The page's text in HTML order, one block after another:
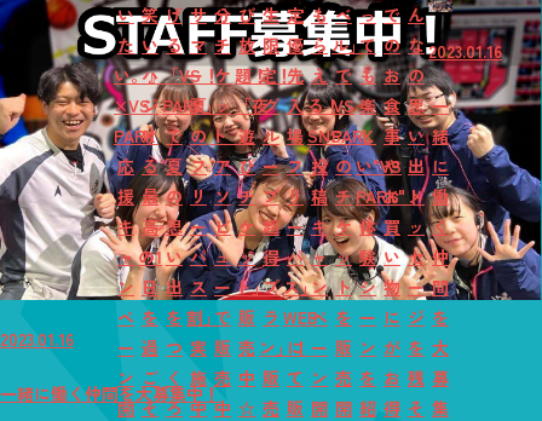
い
た
い。』
×VS
PARK
応
援
キ
ャ
ン
ペ
ー
ン
開
笑
い
ハ
ジ
け
る
最
高
の1
日
を
過
ご
そ
げ
る
「VS
PARK」
で
夏
の
思
い
出
を
つ
く
ろ
サ
マ
ー！
夏
の
フ
リ
ー
パ
ス
割」
実
施
中
分
チ
ケ
ッ
ト
ア
ソ
ビ
ュ
ー
で
販
売
中
び
放
題！
「夜
遊
び
チ
ケ
ッ
ト」
販
売
中
☆
生
限
定！
グ
ル
ー
プ
超
得
プ
ラ
ン」！
販
売
定
優
先
入
場
フ
リ
ー
パ
ス」
WEB
に
て
販
も
ら
え
る！
SNS
投
稿
キ
ャ
ン
ペ
ー
ン
開
ベ
ル」
で
VS
PARK
の
チ
ケ
ッ
ト
を
販
売
開
っ
て
も
楽
し
い"VS
PARK"！
体
験
シ
ー
ン
を
紹
で
の
お
食
事
や
お
買
い
物
に
が
お
得
ん
な
の
思
い
出
メ
ッ
セ
ー
ジ
を
残
そ
2023.01.16
一
緒
に
働
く
仲
間
を
大
募
集
2023.01.16
一緒に働く仲間を大募集中！